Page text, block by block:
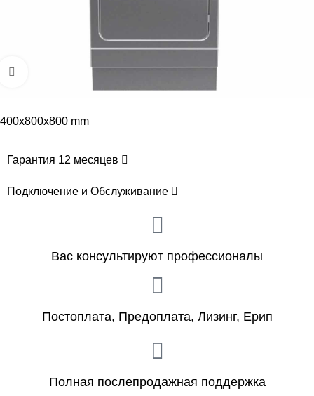
400x800x800 mm
Гарантия 12 месяцев
Подключение и Обслуживание
Вас консультируют профессионалы
Постоплата, Предоплата, Лизинг, Ерип
Полная послепродажная поддержка